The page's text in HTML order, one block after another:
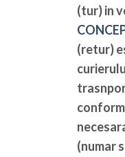
(tur) in
(retur)
(numar